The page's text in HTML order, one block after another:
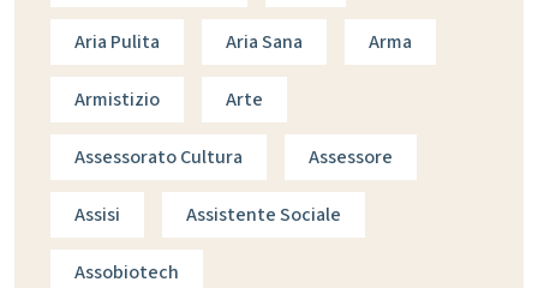
Aria Pulita Aria Sana Arma
Armistizio Arte
Assessorato Cultura Assessore
Assisi Assistente Sociale
Assobiotech